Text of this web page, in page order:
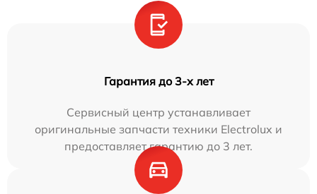
Гарантия до 3-х лет
Сервисный центр устанавливает
оригинальные запчасти техники Electrolux и
предоставляет гарантию до 3 лет.